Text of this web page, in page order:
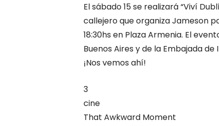
El sábado 15 se realizará “Viví
callejero que organiza Jameson
18:30hs en Plaza Armenia. El
Buenos Aires y de la Embajada
¡Nos vemos ahí!
3
cine
That Awkward Moment